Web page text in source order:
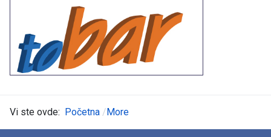
Vi ste ovde: Početna More